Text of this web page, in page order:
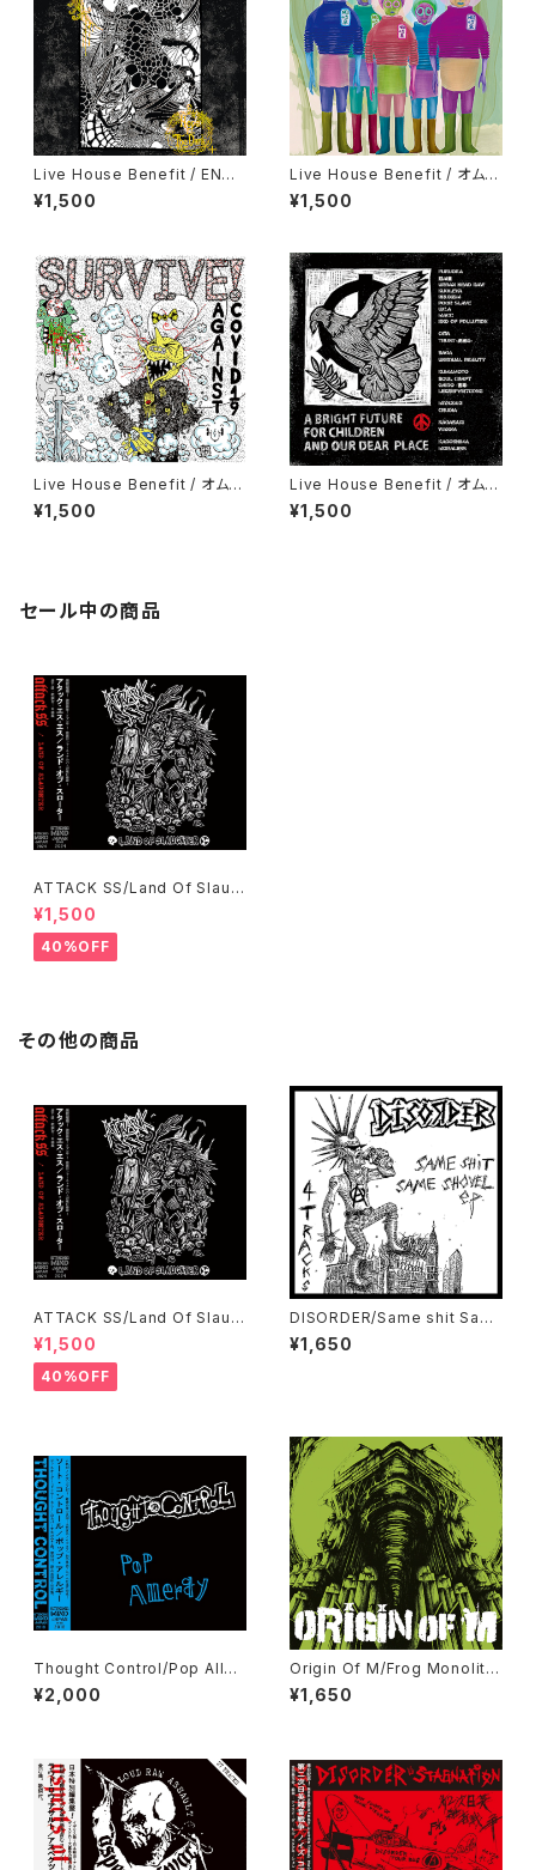
Live House Benefit / END
OF POLLUTION / HOPE FR
OM THE DARK plus（福岡県）
¥1,500
Live House Benefit / オムニ
バス/ Gifu Emergency Com
p（岐阜県）
¥1,500
Live House Benefit / オムニ
バス/ SURVIVE! AGAINST co
vid-19（愛知県・三重県）
¥1,500
Live House Benefit / オムニ
バス/A BRIGHT FUTURE FO
R CHILDREN AND OUR DEA
¥1,500
セール中の商品
ATTACK SS/Land Of Slaug
hter CD
¥1,500
40%OFF
その他の商品
ATTACK SS/Land Of Slaug
hter CD
¥1,500
40%OFF
DISORDER/Same shit Sam
e Shovel EP
¥1,650
Thought Control/Pop Aller
gy CD
¥2,000
Origin Of M/Frog Monolith
7"EP + Press CD
¥1,650